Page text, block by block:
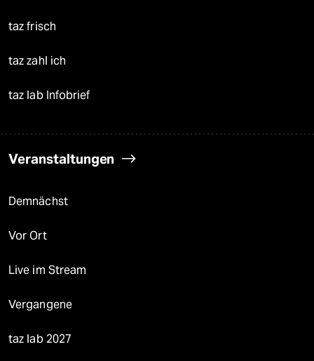
taz frisch
taz zahl ich
taz lab Infobrief
Veranstaltungen
Demnächst
Vor Ort
Live im Stream
Vergangene
taz lab 2027